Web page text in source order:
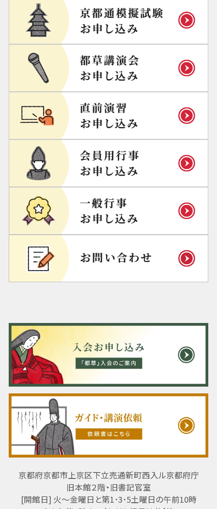
京都府京都市上京区下立売通新町西入ル京都府庁
旧本館２階・旧書記官室
[開館日] 火～金曜日と第1･3･5土曜日の午前10時